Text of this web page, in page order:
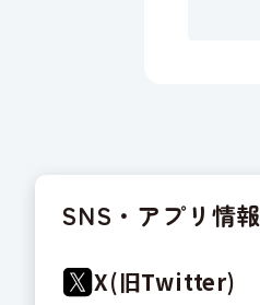
SNS・アプリ情報
X(旧Twitter)